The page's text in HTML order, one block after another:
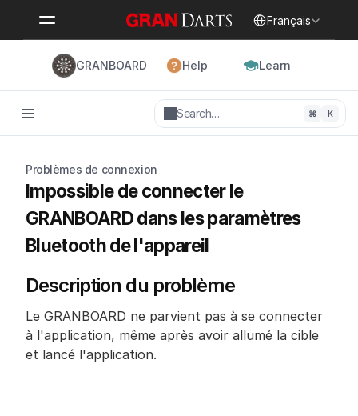
Français
GRANBOARD Help Learn
Search… ⌘ K
Problèmes de connexion
Impossible de connecter le
GRANBOARD dans les paramètres
Bluetooth de l'appareil
Description du problème
Le GRANBOARD ne parvient pas à se connecter
à l'application, même après avoir allumé la cible
et lancé l'application.